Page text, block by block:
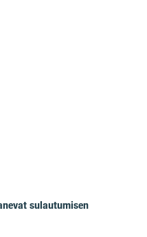
sulautumisen